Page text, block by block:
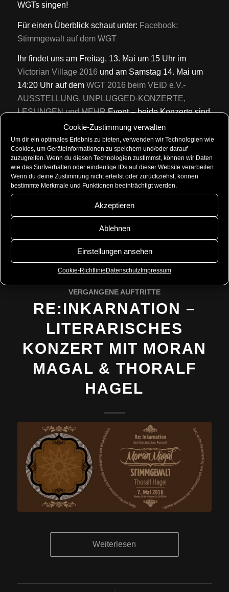
Cookie-Zustimmung verwalten
Um dir ein optimales Erlebnis zu bieten, verwenden wir Technologien wie
Cookies, um Geräteinformationen zu speichern und/oder darauf
zuzugreifen. Wenn du diesen Technologien zustimmst, können wir Daten
wie das Surfverhalten oder eindeutige IDs auf dieser Website verarbeiten.
Wenn du deine Zustimmung nicht erteilst oder zurückziehst, können
bestimmte Merkmale und Funktionen beeinträchtigt werden.
Akzeptieren
Ablehnen
Einstellungen ansehen
Cookie-Richtlinie Datenschutz Impressum
WGTs singen!
Für einen Überblick schaut unter: Facebook:
Stimmgewalt auf dem WGT
Ihr findet uns am Freitag, 13. Mai um 15 Uhr im
Victorian Village 2016 und am Samstag 14. Mai um
14:20 Uhr auf dem WGT 2016 beim VEID e.V.-
AUSSTELLUNG, UNPLUGGED-KONZERTE,
LESUNGEN und MEHREvent – beide Konzerte sind
ohne Bändchen zu besuchen und kostenfrei.
Beim Victorian Village ist ein Dresscode einzuhalten.
Darüber hinaus werden wir das ein oder andere
Straßenkonzert in der Innenstadt veranstalten – haltet
also Augen und Ohren offen!
Wir freuen uns auf euch!!!
28. APRIL 2016
/ VONSTEFFI
VERGANGENE AUFTRITTE
RE:INKARNATION –
LITERARISCHES
KONZERT MIT MORAN
MAGAL & THORALF
HAGEL
Weiterlesen